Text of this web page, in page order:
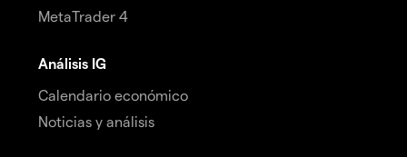
MetaTrader 4
Análisis IG
Calendario económico
Noticias y análisis